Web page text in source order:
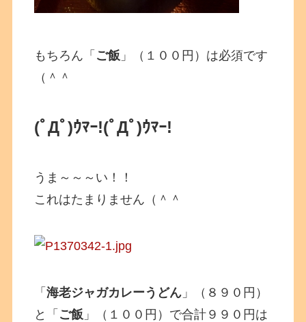
もちろん「 ご飯 」（１００円）は必須です
（＾＾
(ﾟДﾟ)ｳﾏｰ!(ﾟДﾟ)ｳﾏｰ!
うま～～～い！！
これはたまりません（＾＾
「海老ジャガカレーうどん 」（８９０円）
と「 ご飯 」（１００円）で合計９９０円は